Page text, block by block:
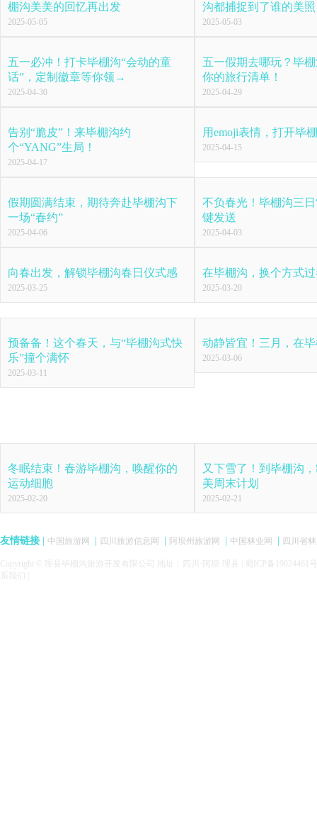
棚沟美美的回忆再出发
2025-05-05
沟都捕捉到了谁的美照
2025-05-03
五一必冲！打卡毕棚沟“会动的童
话”，定制徽章等你领→
2025-04-30
五一假期去哪玩？毕
你的旅行清单！
2025-04-29
告别“脆皮”！来毕棚沟约
个“YANG”生局！
2025-04-17
用emoji表情，打开毕
2025-04-15
假期圆满结束，期待奔赴毕棚沟下
一场“春约”
2025-04-06
不负春光！毕棚沟三日
键发送
2025-04-03
向春出发，解锁毕棚沟春日仪式感
2025-03-25
在毕棚沟，换个方式
2025-03-20
预备备！这个春天，与“毕棚沟式快
乐”撞个满怀
2025-03-11
动静皆宜！三月，在
2025-03-06
冬眠结束！春游毕棚沟，唤醒你的
运动细胞
2025-02-20
又下雪了！到毕棚沟
美周末计划
2025-02-21
友情链接 中国旅游网 四川旅游信息网 阿坝州旅游网 中国林业网 四川省
Copyright © 理县毕棚沟旅游开发有限公司 地址：四川·阿坝·理县 |
蜀ICP备19024461号
系我们